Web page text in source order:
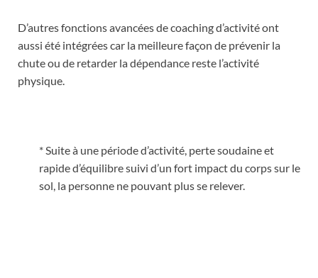
D’autres fonctions avancées de coaching d’activité ont
aussi été intégrées car la meilleure façon de prévenir la
chute ou de retarder la dépendance reste l’activité
physique.
* Suite à une période d’activité, perte soudaine et
rapide d’équilibre suivi d’un fort impact du corps sur le
sol, la personne ne pouvant plus se relever.